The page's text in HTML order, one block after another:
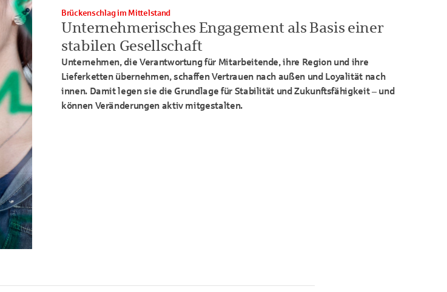
Unternehmerisches Engagement als Basis einer
stabilen Gesellschaft
Brückenschlag im Mittelstand
Unternehmen, die Verantwortung für Mitarbeitende, ihre Region und ihre
Lieferketten übernehmen, schaffen Vertrauen nach außen und Loyalität nach
innen. Damit legen sie die Grundlage für Stabilität und Zukunftsfähigkeit – und
können Veränderungen aktiv mitgestalten.